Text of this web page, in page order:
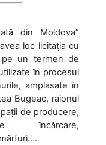
din Moldova”
loc licitaţia cu
pe un termen de
în procesul
amplasate în
Bugeac, raionul
de producere,
încărcare,